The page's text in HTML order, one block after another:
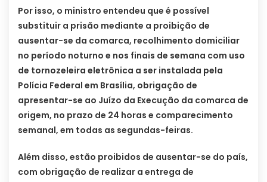
Por isso, o ministro entendeu que é possível
substituir a prisão mediante a proibição de
ausentar-se da comarca, recolhimento domiciliar
no período noturno e nos finais de semana com uso
de tornozeleira eletrônica a ser instalada pela
Polícia Federal em Brasília, obrigação de
apresentar-se ao Juízo da Execução da comarca de
origem, no prazo de 24 horas e comparecimento
semanal, em todas as segundas-feiras.
Além disso, estão proibidos de ausentar-se do país,
com obrigação de realizar a entrega de